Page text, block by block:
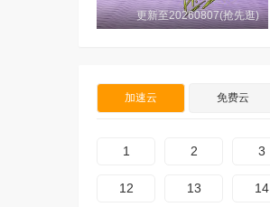
更新至20260807(抢先逛)
加速云 免费云
1 2 3
12 13 14